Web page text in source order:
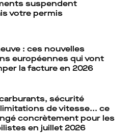
suspendent
votre permis
: ces nouvelles
européennes qui vont
la facture en 2026
sécurité
de vitesse... ce
concrètement pour les
en juillet 2026